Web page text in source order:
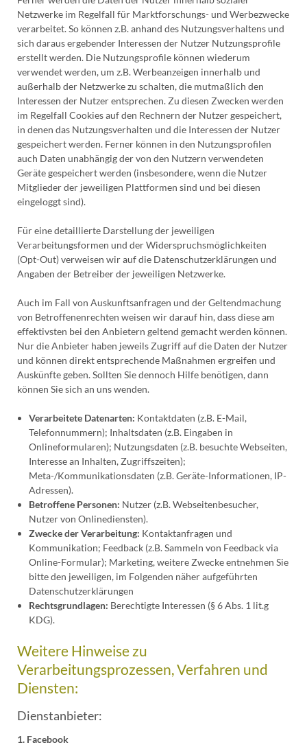
Netzwerke im Regelfall für Marktforschungs- und Werbezwecke
verarbeitet. So können z.B. anhand des Nutzungsverhaltens und
sich daraus ergebender Interessen der Nutzer Nutzungsprofile
erstellt werden. Die Nutzungsprofile können wiederum
verwendet werden, um z.B. Werbeanzeigen innerhalb und
außerhalb der Netzwerke zu schalten, die mutmaßlich den
Interessen der Nutzer entsprechen. Zu diesen Zwecken werden
im Regelfall Cookies auf den Rechnern der Nutzer gespeichert,
in denen das Nutzungsverhalten und die Interessen der Nutzer
gespeichert werden. Ferner können in den Nutzungsprofilen
auch Daten unabhängig der von den Nutzern verwendeten
Geräte gespeichert werden (insbesondere, wenn die Nutzer
Mitglieder der jeweiligen Plattformen sind und bei diesen
eingeloggt sind).
Für eine detaillierte Darstellung der jeweiligen
Verarbeitungsformen und der Widerspruchsmöglichkeiten
(Opt-Out) verweisen wir auf die Datenschutzerklärungen und
Angaben der Betreiber der jeweiligen Netzwerke.
Auch im Fall von Auskunftsanfragen und der Geltendmachung
von Betroffenenrechten weisen wir darauf hin, dass diese am
effektivsten bei den Anbietern geltend gemacht werden können.
Nur die Anbieter haben jeweils Zugriff auf die Daten der Nutzer
und können direkt entsprechende Maßnahmen ergreifen und
Auskünfte geben. Sollten Sie dennoch Hilfe benötigen, dann
können Sie sich an uns wenden.
Verarbeitete Datenarten: Kontaktdaten (z.B. E-Mail,
Telefonnummern); Inhaltsdaten (z.B. Eingaben in
Onlineformularen); Nutzungsdaten (z.B. besuchte Webseiten,
Interesse an Inhalten, Zugriffszeiten);
Meta-/Kommunikationsdaten (z.B. Geräte-Informationen, IP-
Adressen).
Betroffene Personen: Nutzer (z.B. Webseitenbesucher,
Nutzer von Onlinediensten).
Zwecke der Verarbeitung: Kontaktanfragen und
Kommunikation; Feedback (z.B. Sammeln von Feedback via
Online-Formular); Marketing, weitere Zwecke entnehmen Sie
bitte den jeweiligen, im Folgenden näher aufgeführten
Datenschutzerklärungen
Rechtsgrundlagen: Berechtigte Interessen (§ 6 Abs. 1 lit.g
KDG).
Weitere Hinweise zu
Verarbeitungsprozessen, Verfahren und
Diensten:
Dienstanbieter:
1. Facebook